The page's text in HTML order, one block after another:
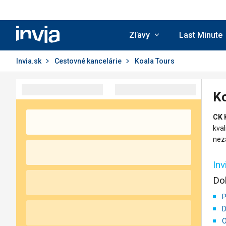
Invia.sk
Zľavy
Last Minute
Invia.sk Cestovné kancelárie Koala Tours
CK